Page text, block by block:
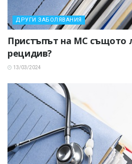
ДРУГИ ЗАБОЛЯВАНИЯ
Пристъпът на МС същото
рецидив?
13/03/2024